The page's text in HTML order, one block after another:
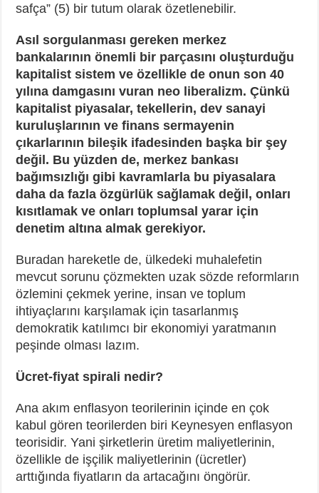
safça” (5) bir tutum olarak özetlenebilir.
Asıl sorgulanması gereken merkez
bankalarının önemli bir parçasını oluşturduğu
kapitalist sistem ve özellikle de onun son 40
yılına damgasını vuran neo liberalizm. Çünkü
kapitalist piyasalar, tekellerin, dev sanayi
kuruluşlarının ve finans sermayenin
çıkarlarının bileşik ifadesinden başka bir şey
değil. Bu yüzden de, merkez bankası
bağımsızlığı gibi kavramlarla bu piyasalara
daha da fazla özgürlük sağlamak değil, onları
kısıtlamak ve onları toplumsal yarar için
denetim altına almak gerekiyor.
Buradan hareketle de, ülkedeki muhalefetin
mevcut sorunu çözmekten uzak sözde reformların
özlemini çekmek yerine, insan ve toplum
ihtiyaçlarını karşılamak için tasarlanmış
demokratik katılımcı bir ekonomiyi yaratmanın
peşinde olması lazım.
Ücret-fiyat spirali nedir?
Ana akım enflasyon teorilerinin içinde en çok
kabul gören teorilerden biri Keynesyen enflasyon
teorisidir. Yani şirketlerin üretim maliyetlerinin,
özellikle de işçilik maliyetlerinin (ücretler)
arttığında fiyatların da artacağını öngörür.